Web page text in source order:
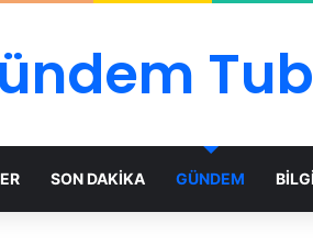
SON DAKİKA GÜNDEM BİLGİ